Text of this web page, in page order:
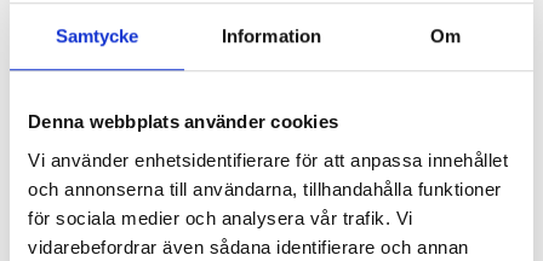
Samtycke Information Om
Denna webbplats använder cookies
Vi använder enhetsidentifierare för att anpassa innehållet
och annonserna till användarna, tillhandahålla funktioner
för sociala medier och analysera vår trafik. Vi
vidarebefordrar även sådana identifierare och annan
Låskista:
Ingår med nyckel
Dörrtjocklek:
40mm
Glas::
4 mm härdat klarglas
Hängning (höger/vänster) behöver inte bestämmas i
förväg eftersom insticksgångjärnen är symmetriska och